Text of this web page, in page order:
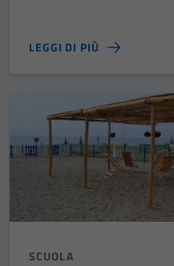
LEGGI DI PIÙ
SCUOLA